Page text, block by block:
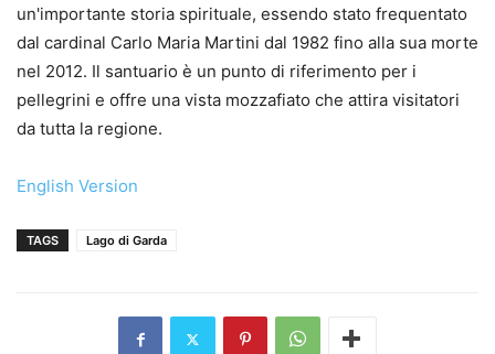
un'importante storia spirituale, essendo stato frequentato
dal cardinal Carlo Maria Martini dal 1982 fino alla sua morte
nel 2012. Il santuario è un punto di riferimento per i
pellegrini e offre una vista mozzafiato che attira visitatori
da tutta la regione.
English Version
TAGS Lago di Garda